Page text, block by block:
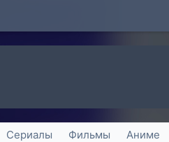
Сериалы Фильмы Аниме